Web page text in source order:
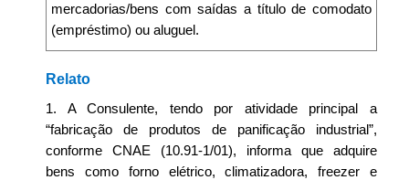
mercadorias/bens com saídas a título de comodato
(empréstimo) ou aluguel.
Relato
1. A Consulente, tendo por atividade principal a
“fabricação de produtos de panificação industrial”,
conforme CNAE (10.91-1/01), informa que adquire
bens como forno elétrico, climatizadora, freezer e